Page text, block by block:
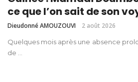
ce que l’on sait de son
Dieudonné AMOUZOUVI 2 août 2026
Quelques mois après une absence
de ...